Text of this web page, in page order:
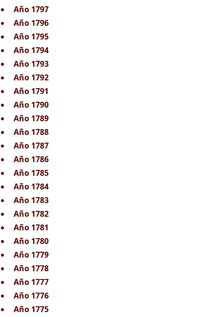
Año 1797
Año 1796
Año 1795
Año 1794
Año 1793
Año 1792
Año 1791
Año 1790
Año 1789
Año 1788
Año 1787
Año 1786
Año 1785
Año 1784
Año 1783
Año 1782
Año 1781
Año 1780
Año 1779
Año 1778
Año 1777
Año 1776
Año 1775